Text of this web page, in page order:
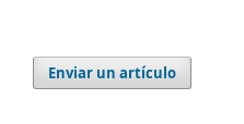
Enviar un artículo